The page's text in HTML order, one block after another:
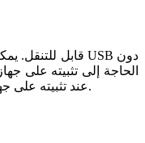
الحاجة إلى تثبيته على
عند تثبيته على جهاز الكمبيوتر للاستفادة من جميع الميزات.